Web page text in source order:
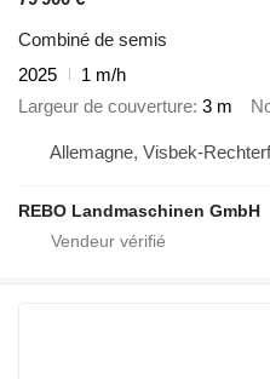
Combiné de semis
2025
1 m/h
Largeur de couverture 3 m
Allemagne, Visbek-
REBO Landmaschinen GmbH